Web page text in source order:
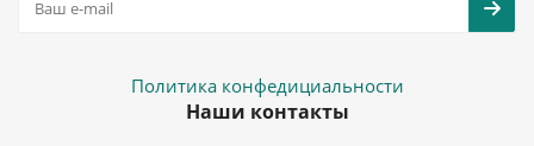
Политика конфедициальности
Наши контакты